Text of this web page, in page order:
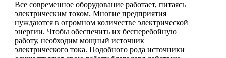
Все современное оборудование работает, питаясь
электрическим током. Многие предприятия
нуждаются в огромном количестве электрической
энергии. Чтобы обеспечить их бесперебойную
работу, необходим мощный источник
электрического тока. Подобного рода источники